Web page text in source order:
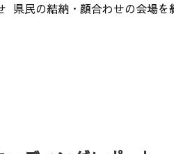
県民の結納・顔合わせの会場を